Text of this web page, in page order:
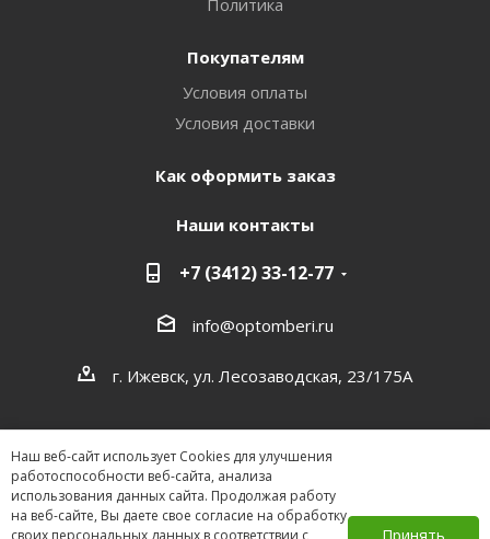
Наш веб-сайт использует Cookies для улучшения
работоспособности веб-сайта, анализа
использования данных сайта. Продолжая работу
на веб-сайте, Вы даете свое согласие на обработку
своих персональных данных в соответствии с
Политика
Покупателям
Условия оплаты
Условия доставки
Как оформить заказ
Наши контакты
+7 (3412) 33-12-77
info@optomberi.ru
г. Ижевск, ул. Лесозаводская, 23/175А
2026 ©